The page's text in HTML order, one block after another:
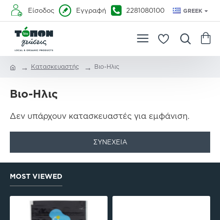
Είσοδος Εγγραφή 2281080100 GREEK
Κατασκευαστής Βιο-Ηλις
Βιο-Ηλις
Δεν υπάρχουν κατασκευαστές για εμφάνιση.
ΣΥΝΈΧΕΙΑ
MOST VIEWED